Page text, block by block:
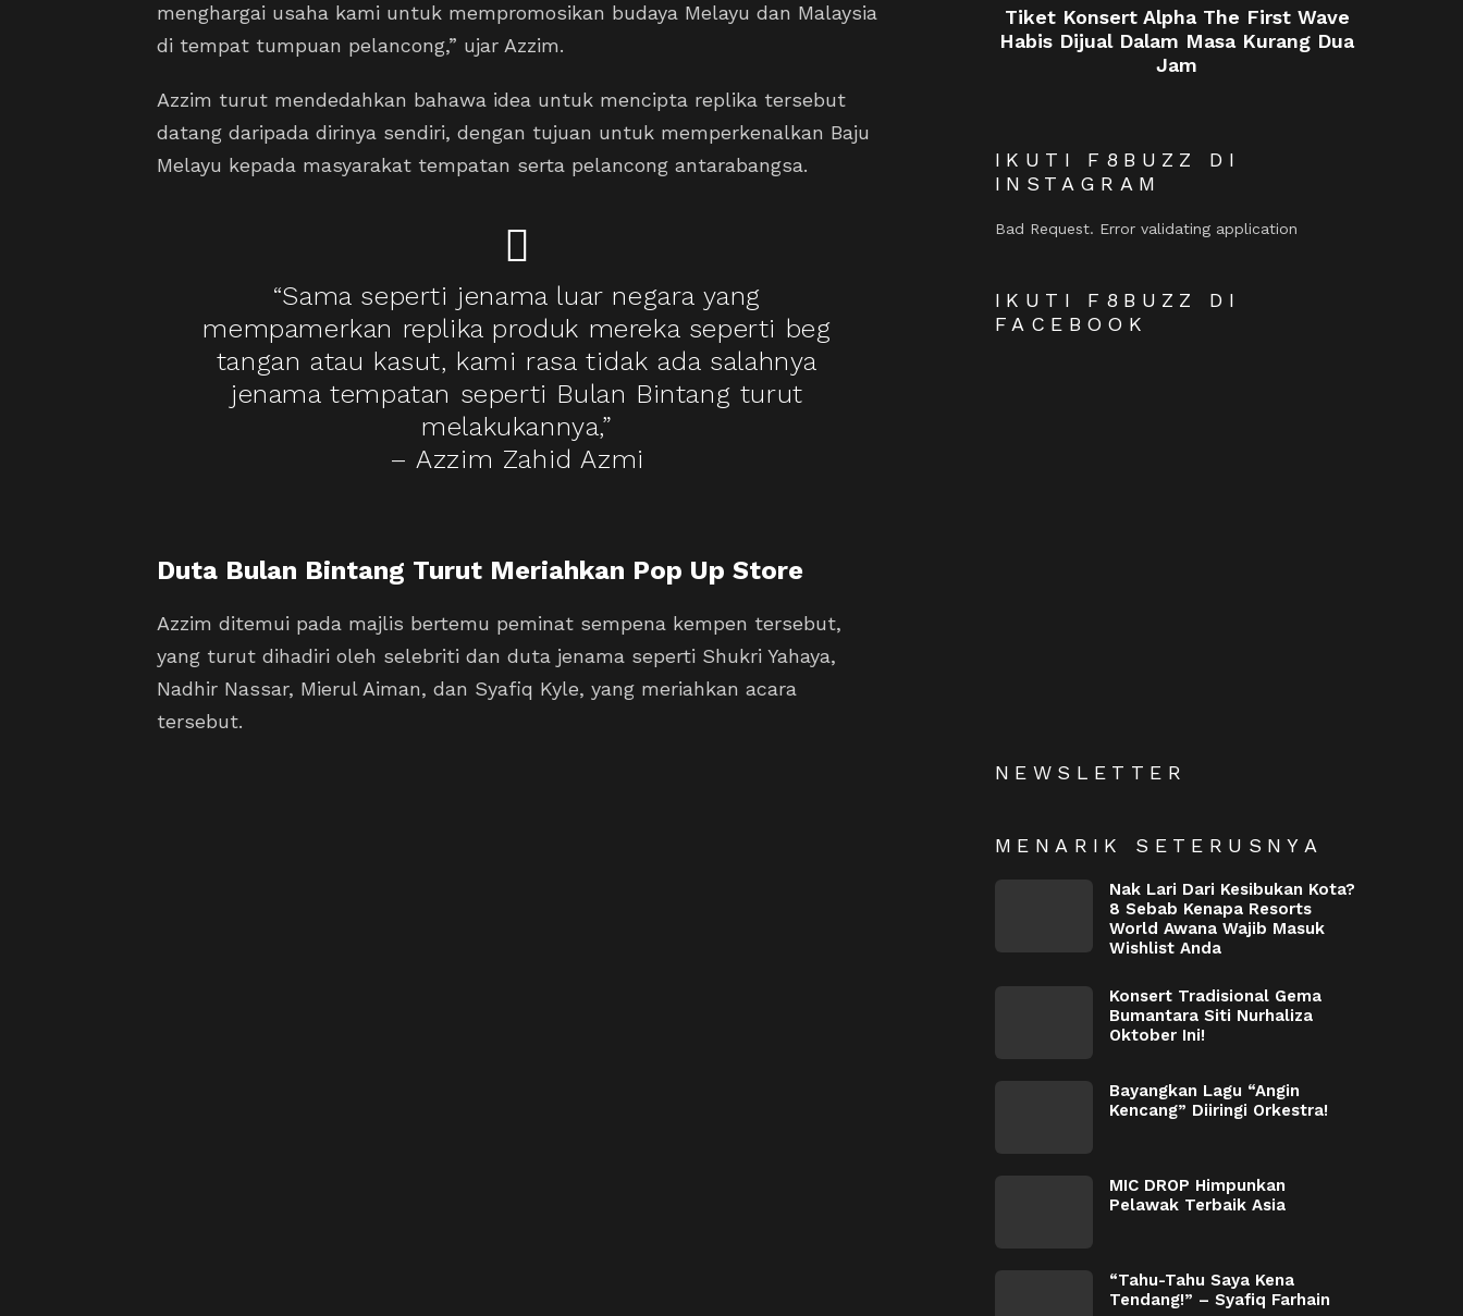
menghargai usaha kami untuk mempromosikan budaya Melayu dan Malaysia
di tempat tumpuan pelancong,” ujar Azzim.
Azzim turut mendedahkan bahawa idea untuk mencipta replika tersebut
datang daripada dirinya sendiri, dengan tujuan untuk memperkenalkan Baju
Melayu kepada masyarakat tempatan serta pelancong antarabangsa.
“Sama seperti jenama luar negara yang
mempamerkan replika produk mereka seperti beg
tangan atau kasut, kami rasa tidak ada salahnya
jenama tempatan seperti Bulan Bintang turut
melakukannya,”
– Azzim Zahid Azmi
Duta Bulan Bintang Turut Meriahkan Pop Up Store
Azzim ditemui pada majlis bertemu peminat sempena kempen tersebut,
yang turut dihadiri oleh selebriti dan duta jenama seperti Shukri Yahaya,
Nadhir Nassar, Mierul Aiman, dan Syafiq Kyle, yang meriahkan acara
tersebut.
Tiket Konsert Alpha The First Wave
Habis Dijual Dalam Masa Kurang Dua
Jam
IKUTI F8BUZZ DI
INSTAGRAM
Bad Request. Error validating application
IKUTI F8BUZZ DI
FACEBOOK
NEWSLETTER
MENARIK SETERUSNYA
Nak Lari Dari Kesibukan Kota?
8 Sebab Kenapa Resorts
World Awana Wajib Masuk
Wishlist Anda
Konsert Tradisional Gema
Bumantara Siti Nurhaliza
Oktober Ini!
Bayangkan Lagu “Angin
Kencang” Diiringi Orkestra!
MIC DROP Himpunkan
Pelawak Terbaik Asia
“Tahu-Tahu Saya Kena
Tendang!” – Syafiq Farhain